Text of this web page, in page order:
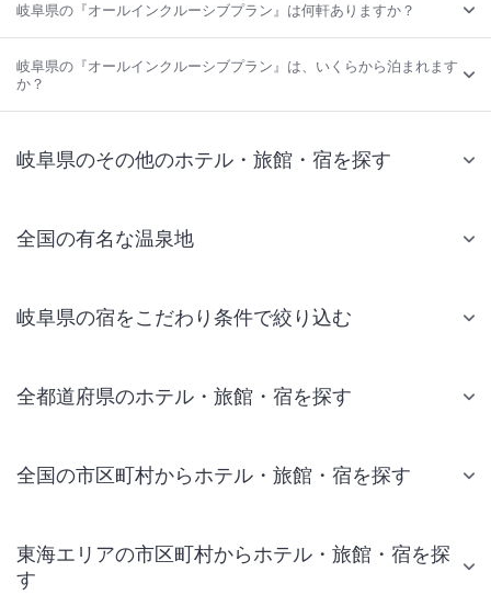
岐阜県の『オールインクルーシブプラン』は何軒ありますか？
岐阜県の『オールインクルーシブプラン』は、いくらから泊まれます
か？
岐阜県のその他のホテル・旅館・宿を探す
全国の有名な温泉地
岐阜県の宿をこだわり条件で絞り込む
全都道府県のホテル・旅館・宿を探す
全国の市区町村からホテル・旅館・宿を探す
東海エリアの市区町村からホテル・旅館・宿を探
す